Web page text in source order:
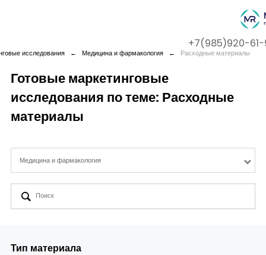
Company
Cases
Contact us
+7(985)920-
исследования ← Медицина и фармакология ← Расходные материалы
Готовые маркетинговые
исследования по теме: Расходные
материалы
Медицина и фармакология
Тип материала